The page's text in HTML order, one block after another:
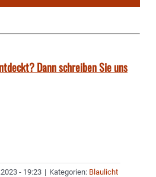
Dann schreiben Sie uns
- 19:23 | Kategorien: Blaulicht